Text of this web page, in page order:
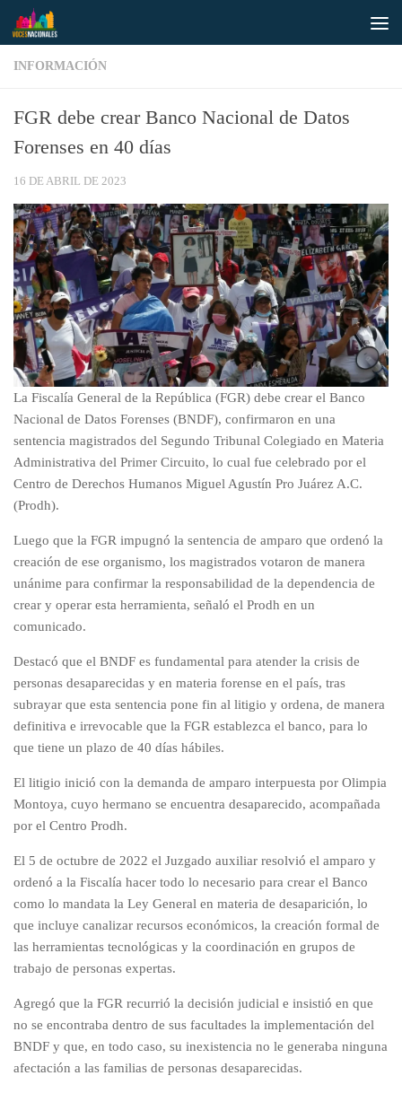
Saltar al contenido
INFORMACIÓN
FGR debe crear Banco Nacional de Datos
Forenses en 40 días
16 DE ABRIL DE 2023
La Fiscalía General de la República (FGR) debe crear el Banco
Nacional de Datos Forenses (BNDF), confirmaron en una
sentencia magistrados del Segundo Tribunal Colegiado en Materia
Administrativa del Primer Circuito, lo cual fue celebrado por el
Centro de Derechos Humanos Miguel Agustín Pro Juárez A.C.
(Prodh).
Luego que la FGR impugnó la sentencia de amparo que ordenó la
creación de ese organismo, los magistrados votaron de manera
unánime para confirmar la responsabilidad de la dependencia de
crear y operar esta herramienta, señaló el Prodh en un
comunicado.
Destacó que el BNDF es fundamental para atender la crisis de
personas desaparecidas y en materia forense en el país, tras
subrayar que esta sentencia pone fin al litigio y ordena, de manera
definitiva e irrevocable que la FGR establezca el banco, para lo
que tiene un plazo de 40 días hábiles.
El litigio inició con la demanda de amparo interpuesta por Olimpia
Montoya, cuyo hermano se encuentra desaparecido, acompañada
por el Centro Prodh.
El 5 de octubre de 2022 el Juzgado auxiliar resolvió el amparo y
ordenó a la Fiscalía hacer todo lo necesario para crear el Banco
como lo mandata la Ley General en materia de desaparición, lo
que incluye canalizar recursos económicos, la creación formal de
las herramientas tecnológicas y la coordinación en grupos de
trabajo de personas expertas.
Agregó que la FGR recurrió la decisión judicial e insistió en que
no se encontraba dentro de sus facultades la implementación del
BNDF y que, en todo caso, su inexistencia no le generaba ninguna
afectación a las familias de personas desaparecidas.